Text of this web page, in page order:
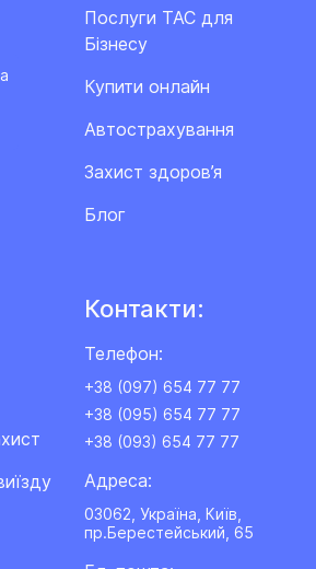
Послуги ТАС для
Бізнесу
Купити онлайн
Автострахування
Захист здоров’я
Блог
Контакти:
Телефон:
+38 (097) 654 77 77
+38 (095) 654 77 77
+38 (093) 654 77 77
Адреса:
03062, Україна, Київ,
пр.Берестейський, 65